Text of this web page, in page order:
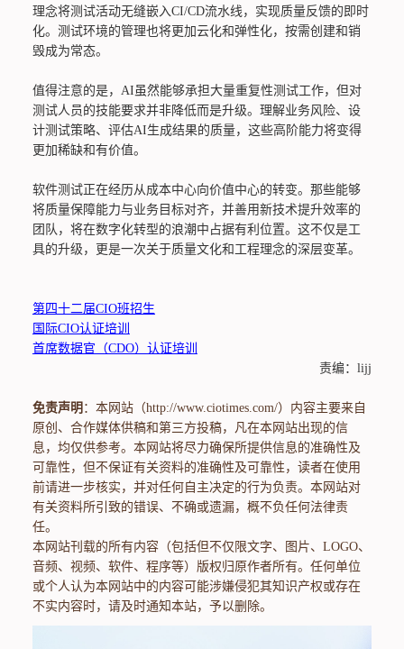
理念将测试活动无缝嵌入CI/CD流水线，实现质量反馈的即时
化。测试环境的管理也将更加云化和弹性化，按需创建和销
毁成为常态。
值得注意的是，AI虽然能够承担大量重复性测试工作，但对
测试人员的技能要求并非降低而是升级。理解业务风险、设
计测试策略、评估AI生成结果的质量，这些高阶能力将变得
更加稀缺和有价值。
软件测试正在经历从成本中心向价值中心的转变。那些能够
将质量保障能力与业务目标对齐，并善用新技术提升效率的
团队，将在数字化转型的浪潮中占据有利位置。这不仅是工
具的升级，更是一次关于质量文化和工程理念的深层变革。
第四十二届CIO班招生
国际CIO认证培训
首席数据官（CDO）认证培训
责编：lijj
免责声明 ：本网站（http://www.ciotimes.com/）内容主要来自
原创、合作媒体供稿和第三方投稿，凡在本网站出现的信
息，均仅供参考。本网站将尽力确保所提供信息的准确性及
可靠性，但不保证有关资料的准确性及可靠性，读者在使用
前请进一步核实，并对任何自主决定的行为负责。本网站对
有关资料所引致的错误、不确或遗漏，概不负任何法律责
任。
本网站刊载的所有内容（包括但不仅限文字、图片、LOGO、
音频、视频、软件、程序等）版权归原作者所有。任何单位
或个人认为本网站中的内容可能涉嫌侵犯其知识产权或存在
不实内容时，请及时通知本站，予以删除。